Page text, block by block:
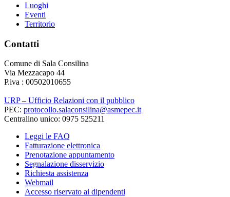
Luoghi
Eventi
Territorio
Contatti
Comune di Sala Consilina
Via Mezzacapo 44
P.iva : 00502010655
URP – Ufficio Relazioni con il pubblico
PEC: protocollo.salaconsilina@asmepec.it
Centralino unico: 0975 525211
Leggi le FAQ
Fatturazione elettronica
Prenotazione appuntamento
Segnalazione disservizio
Richiesta assistenza
Webmail
Accesso riservato ai dipendenti